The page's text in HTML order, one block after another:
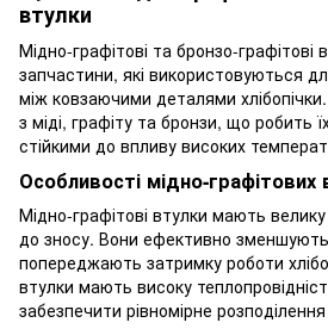
втулки
Мідно-графітові та бронзо-графітові
запчастини, які використовуються
між ковзаючими деталями
з міді, графіту та бронзи, що робить
стійкими до впливу високих
Особливості мідно-графітових
Мідно-графітові втулки мають велику
до зносу. Вони ефективно
попереджають затримку роботи
втулки мають високу
забезпечити рівномірне